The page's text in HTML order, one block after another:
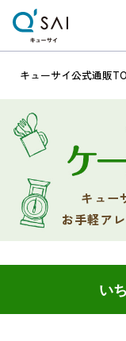
キューサイ公式通販
キュー
お手軽ア
い